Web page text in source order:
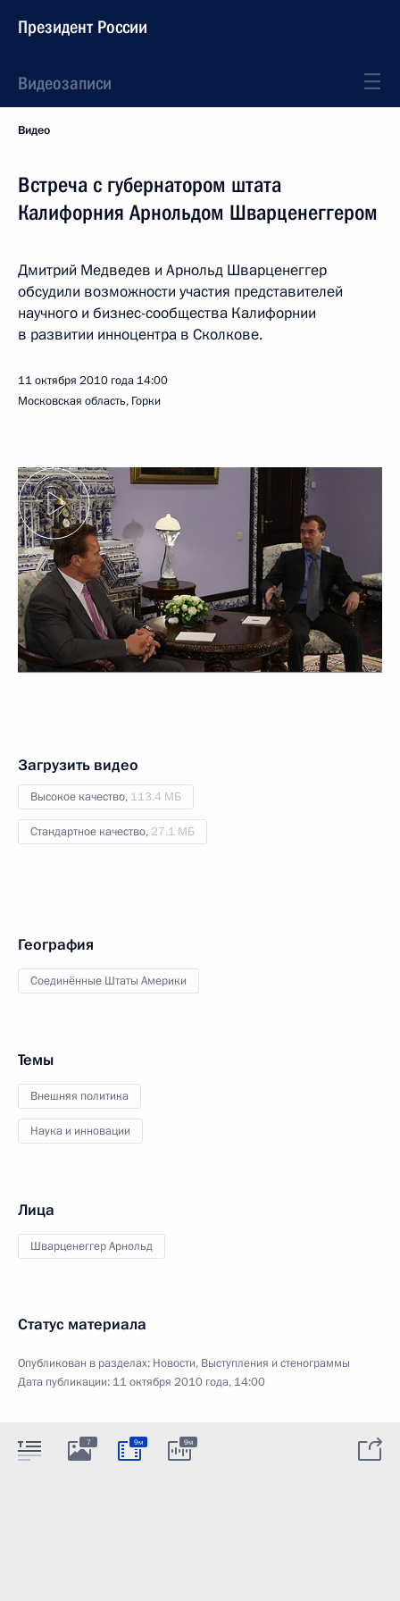
Президент России
Видеозаписи
Видео
Встреча с губернатором штата
Калифорния Арнольдом Шварценеггером
Дмитрий Медведев и Арнольд Шварценеггер
обсудили возможности участия представителей
научного и бизнес-сообщества Калифорнии
в развитии инноцентра в Сколкове.
11 октября 2010 года 14:00
Московская область, Горки
Загрузить видео
Высокое качество, 113.4 МБ
Стандартное качество, 27.1 МБ
География
Соединённые Штаты Америки
Темы
Внешняя политика
Наука и инновации
Лица
Шварценеггер Арнольд
Статус материала
Опубликован в разделах: Новости, Выступления и стенограммы
Дата публикации: 11 октября 2010 года, 14:00
7 9м 9м